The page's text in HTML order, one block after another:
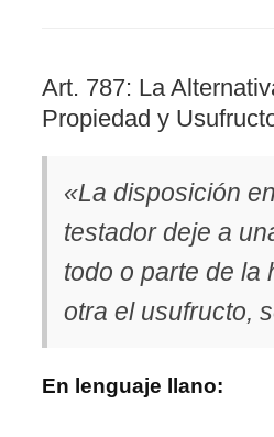
Art. 787: La
Propiedad y
«La disposición
testador deje a
todo o parte de la
otra el usufructo,
En lenguaje llano: